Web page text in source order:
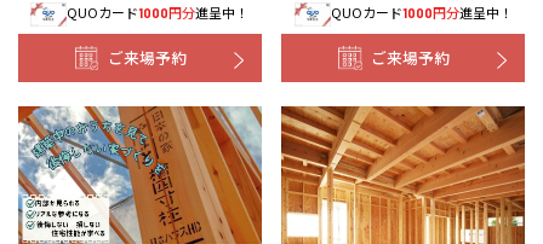
QUOカード1000円分進呈中！
ご来場予約
QUOカード1000円分進呈中！
ご来場予約